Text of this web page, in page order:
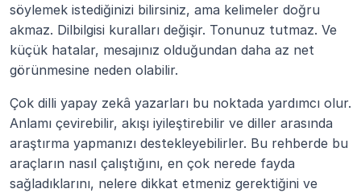
söylemek istediğinizi bilirsiniz, ama kelimeler doğru
akmaz. Dilbilgisi kuralları değişir. Tonunuz tutmaz. Ve
küçük hatalar, mesajınız olduğundan daha az net
görünmesine neden olabilir.
Çok dilli yapay zekâ yazarları bu noktada yardımcı olur.
Anlamı çevirebilir, akışı iyileştirebilir ve diller arasında
araştırma yapmanızı destekleyebilirler. Bu rehberde bu
araçların nasıl çalıştığını, en çok nerede fayda
sağladıklarını, nelere dikkat etmeniz gerektiğini ve